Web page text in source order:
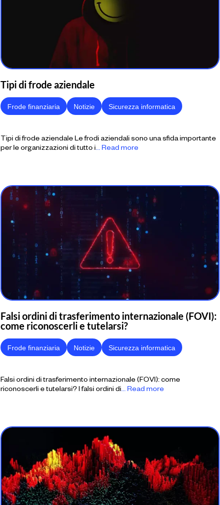
Tipi di frode aziendale
Frode finanziaria Notizie Sicurezza informatica
Tipi di frode aziendale Le frodi aziendali sono una sfida importante
per le organizzazioni di tutto i... Read more
Falsi ordini di trasferimento internazionale (FOVI):
come riconoscerli e tutelarsi?
Frode finanziaria Notizie Sicurezza informatica
Falsi ordini di trasferimento internazionale (FOVI): come
riconoscerli e tutelarsi? I falsi ordini di... Read more